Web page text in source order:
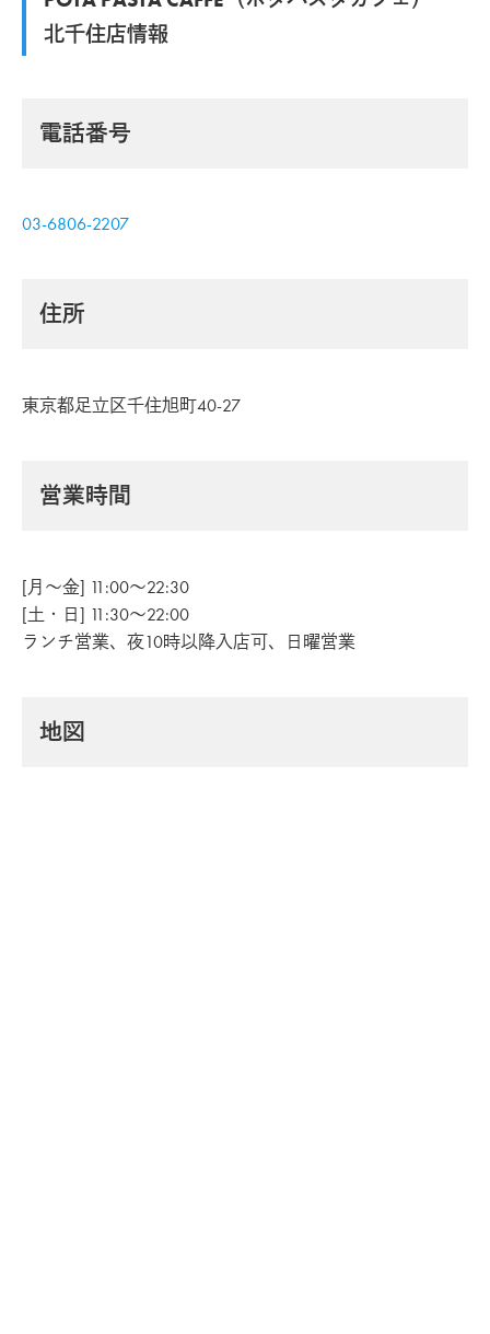
北千住店情報
電話番号
03-6806-2207
住所
東京都足立区千住旭町40-27
営業時間
[月～金] 11:00～22:30
[土・日] 11:30～22:00
ランチ営業、夜10時以降入店可、日曜営業
地図